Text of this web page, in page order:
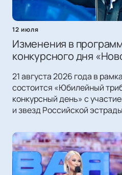
12 июля
Изменения в
конкурсного дня
21 августа 2026 года в
состоится «Юбилейный
конкурсный день» с
и звезд Российской